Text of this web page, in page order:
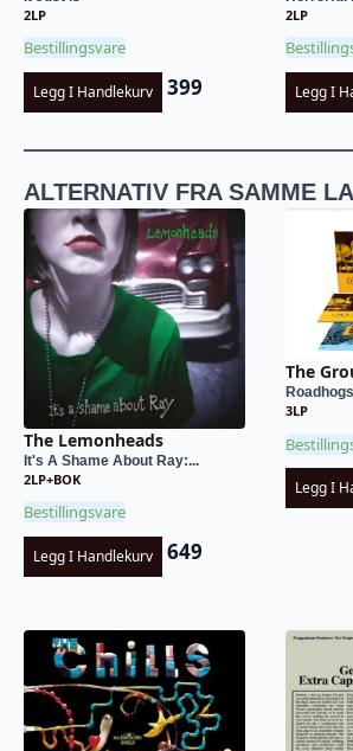
2LP
Bestillingsvare
Legg I Handlekurv 399
2LP
Legg I
ALTERNATIV FRA SAMME
The Lemonheads
It's A Shame About Ray:...
2LP+BOK
Bestillingsvare
Legg I Handlekurv 649
The
3LP
Legg I